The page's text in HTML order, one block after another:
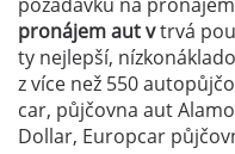
pronájem aut vtrvá
ty nejlepší,
z více než 550
car, půjčovna aut
Dollar, Europcar